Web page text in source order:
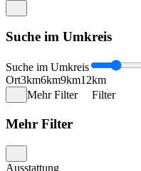
Suche im Umkreis
Suche im Umkreis
Ort3km6km9km12km
Mehr Filter
Filter
Mehr Filter
Ausstattung